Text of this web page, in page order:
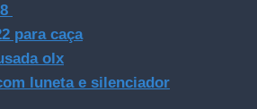
para caça
olx
luneta e silenciador